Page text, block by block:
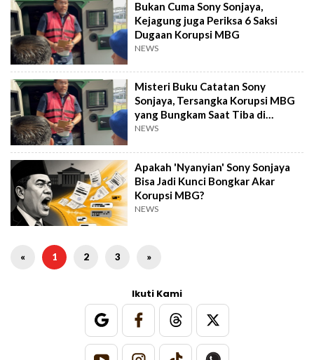
Bukan Cuma Sony Sonjaya,
Kejagung juga Periksa 6 Saksi
Dugaan Korupsi MBG
NEWS
Misteri Buku Catatan Sony
Sonjaya, Tersangka Korupsi MBG
yang Bungkam Saat Tiba di
Kejagung
NEWS
Apakah 'Nyanyian' Sony Sonjaya
Bisa Jadi Kunci Bongkar Akar
Korupsi MBG?
NEWS
« 1 2 3 »
Ikuti Kami